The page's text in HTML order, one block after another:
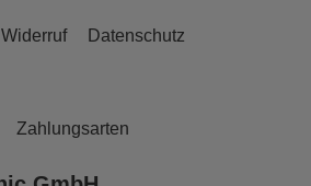
Widerruf Datenschutz
Zahlungsarten